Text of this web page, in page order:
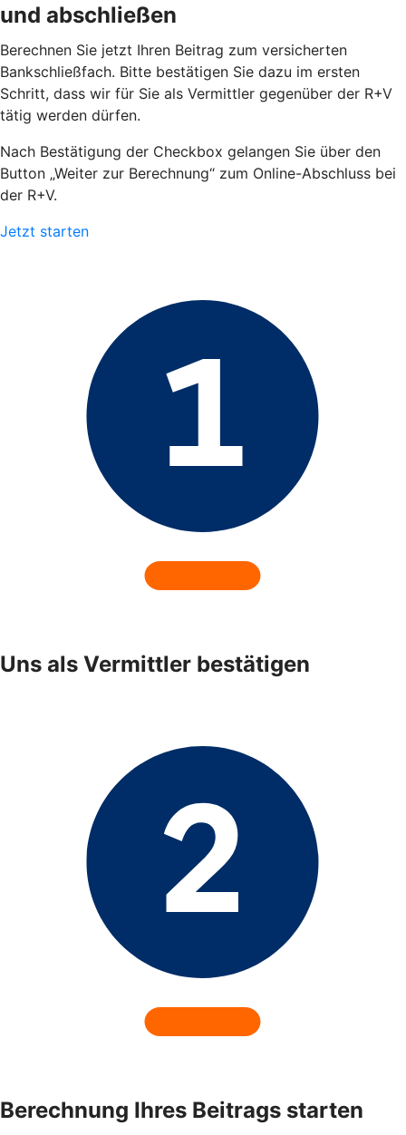
und abschließen
Berechnen Sie jetzt Ihren Beitrag zum versicherten
Bankschließfach. Bitte bestätigen Sie dazu im ersten
Schritt, dass wir für Sie als Vermittler gegenüber der R+V
tätig werden dürfen.
Nach Bestätigung der Checkbox gelangen Sie über den
Button „Weiter zur Berechnung“ zum Online-Abschluss bei
der R+V.
Jetzt starten
Uns als Vermittler bestätigen
Berechnung Ihres Beitrags starten